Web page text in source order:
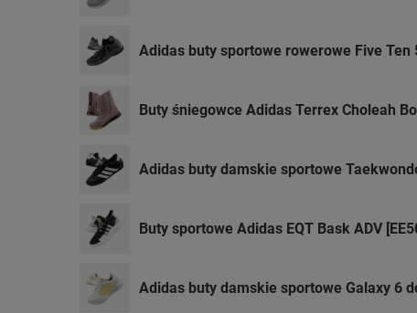
Adidas buty sportowe rowerowe Five Ten
Buty śniegowce Adidas Terrex Choleah
Adidas buty damskie sportowe
Buty sportowe Adidas EQT Bask ADV
Adidas buty damskie sportowe Galaxy 6